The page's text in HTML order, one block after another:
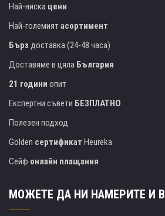
Най-ниска цени
Най-големиятасортимент
Бърз доставка (24-48 часа)
Доставяме в цяла България
21 години опит
Експертни съвети БЕЗПЛАТНО
Полезен подход
Golden сертификат Heureka
Сейф онлайн плащания
МОЖЕТЕ ДА НИ НАМЕРИТЕ И В